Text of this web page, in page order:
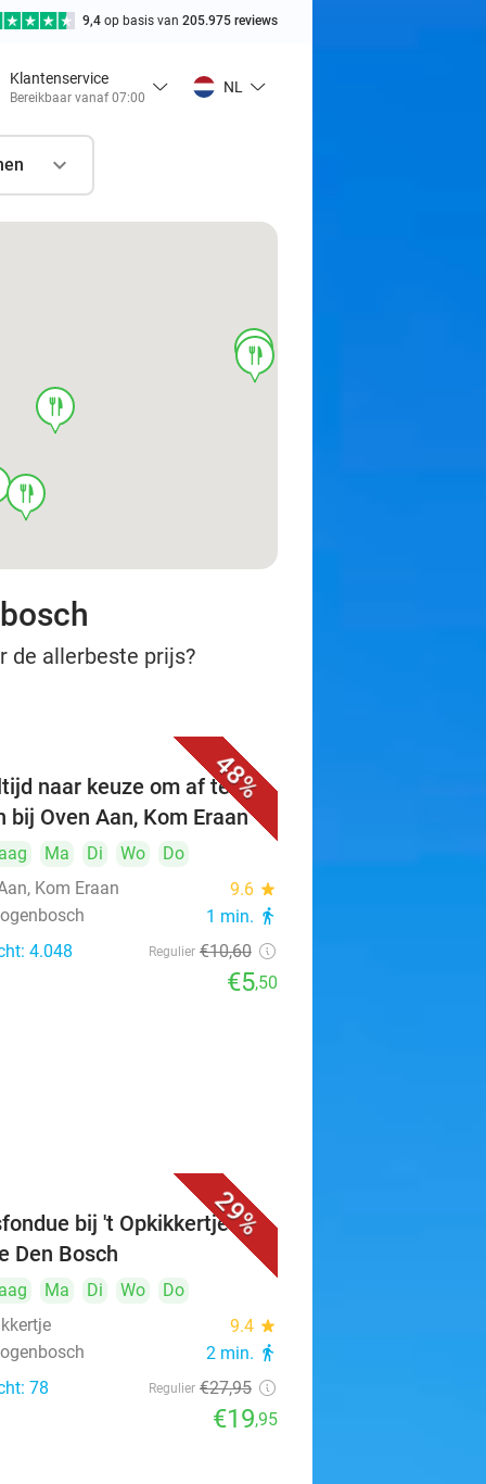
9,4 op basis van 205.975 reviews
Klantenservice
Bereikbaar vanaf 07:00
NL
food
food
food
food
de allerbeste prijs?
48%
naar keuze om af te
bij Oven Aan, Kom Eraan
Ma Di Wo
Do
Kom Eraan
9.6 star
1 min. directions_walk
4.048 Regulier €10,60
€5,50
29%
bij 't Opkikkertje in
Den Bosch
Ma Di Wo
Do
9.4 star
2 min. directions_walk
78 Regulier €27,95
€19,95